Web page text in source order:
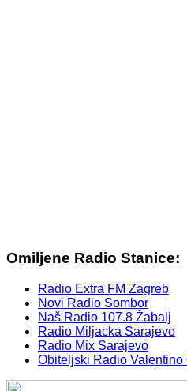
Omiljene Radio Stanice:
Radio Extra FM Zagreb
Novi Radio Sombor
Naš Radio 107.8 Žabalj
Radio Miljacka Sarajevo
Radio Mix Sarajevo
Obiteljski Radio Valentino